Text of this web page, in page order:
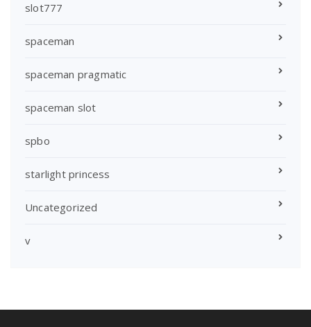
slot777
spaceman
spaceman pragmatic
spaceman slot
spbo
starlight princess
Uncategorized
v